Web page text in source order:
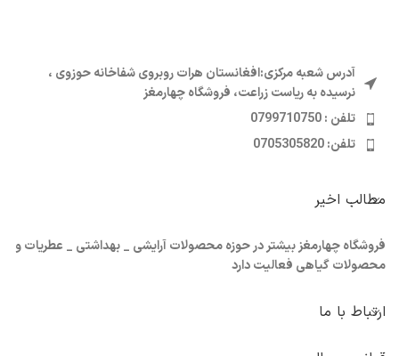
آدرس شعبه مرکزی:افغانستان هرات روبروی شفاخانه حوزوی ،
نرسیده به ریاست زراعت، فروشگاه چهارمغز
تلفن : 0799710750
تلفن: 0705305820
مطالب اخیر
فروشگاه چهارمغز بیشتر در حوزه محصولات آرایشی _ بهداشتی _ عطریات و
محصولات گیاهی فعالیت دارد
ارتباط با ما